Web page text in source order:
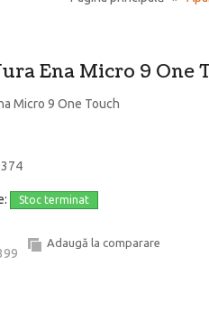
Ena Micro 9 One
Micro 9 One Touch
Stoc terminat
Adaugă la comparare